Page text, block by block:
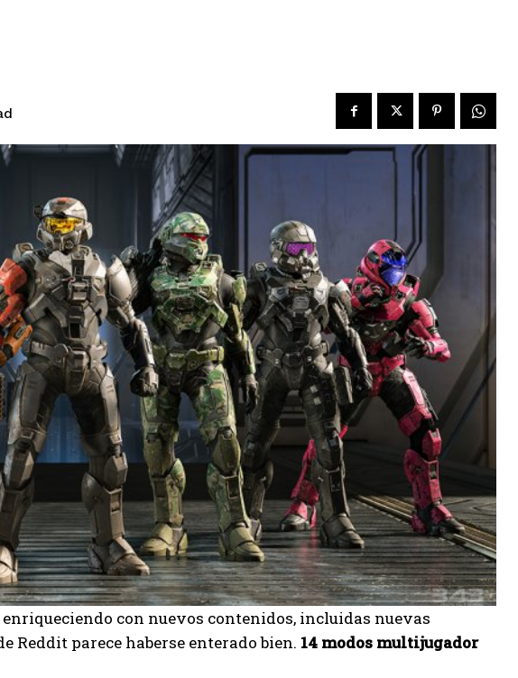
con nuevos contenidos, incluidas nuevas
Reddit parece haberse enterado bien. 14 modos multijugador